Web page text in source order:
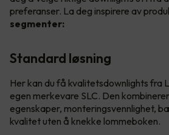
preferanser. La deg inspirere av
segmenter:
Standard løsning
Her kan du få kvalitetsdownlights fra
egen merkevare SLC. Den
egenskaper, monteringsvennlighet,
kvalitet uten å knekke lommeboken.